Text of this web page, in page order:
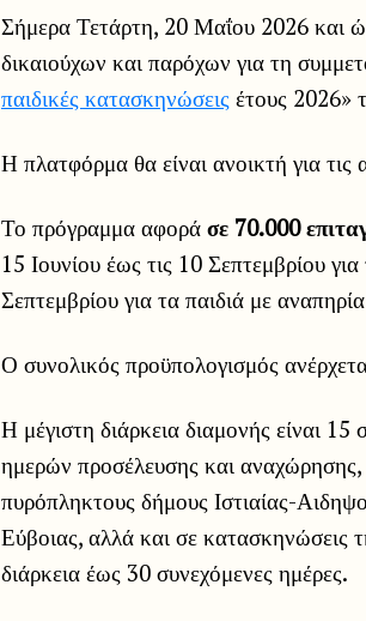
Σήμερα Τετάρτη, 20 Μαΐου 2026 και
δικαιούχων και παρόχων για τη
παιδικές κατασκηνώσεις έτους
Η πλατφόρμα θα είναι ανοικτή για
Το πρόγραμμα αφορά σε 70.000
15 Ιουνίου έως τις 10 Σεπτεμβρίου
Σεπτεμβρίου για τα παιδιά με
Ο συνολικός προϋπολογισμός
Η μέγιστη διάρκεια διαμονής είναι
ημερών προσέλευσης και
πυρόπληκτους δήμους Ιστιαίας-
Εύβοιας, αλλά και σε κατασκηνώσεις
διάρκεια έως 30 συνεχόμενες ημέρες.